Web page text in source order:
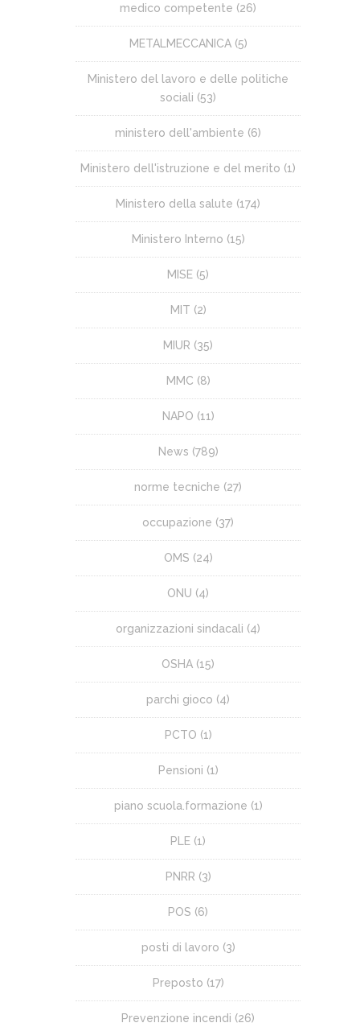
medico competente (26)
METALMECCANICA(5)
Ministero del lavoro e delle politiche
sociali (53)
ministero dell'ambiente (6)
Ministero dell'istruzione e del merito (1)
Ministero della salute (174)
Ministero Interno (15)
MISE (5)
MIT (2)
MIUR (35)
MMC (8)
NAPO (11)
News (789)
norme tecniche (27)
occupazione (37)
OMS (24)
ONU (4)
organizzazioni sindacali (4)
OSHA (15)
parchi gioco (4)
PCTO (1)
Pensioni (1)
piano scuola.formazione (1)
PLE (1)
PNRR (3)
POS (6)
posti di lavoro (3)
Preposto (17)
Prevenzione incendi (26)